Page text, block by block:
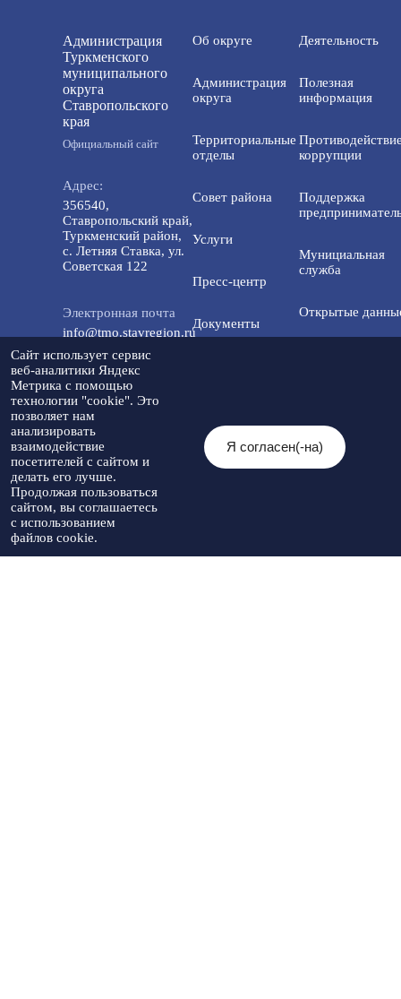
Администрация
Туркменского
муниципального
округа
Ставропольского
края
Официальный сайт
Адрес:
356540,
Ставропольский край,
Туркменский район,
с. Летняя Ставка, ул.
Советская 122
Электронная почта
info@tmo.stavregion.ru
Телефон доверия:
8(86565)2-05-01
Мы в социальных
сетях:
Об округе
Администрация
округа
Территориальные
отделы
Совет района
Услуги
Пресс-центр
Документы
Контакты
Деятельность
Полезная
информация
коррупции
Поддержка
Мунициальная
служба
Открытые
© 2026 Администрация Туркменского
муниципального округа
Ставропольского края
При использовании материалов
необходимо указывать источник
публикации
Сайт использует сервис
веб-аналитики Яндекс
Метрика с помощью
технологии "cookie". Это
позволяет нам
анализировать
взаимодействие
посетителей с сайтом и
делать его лучше.
Продолжая пользоваться
сайтом, вы соглашаетесь
с использованием
файлов cookie.
Я согласен(-на)